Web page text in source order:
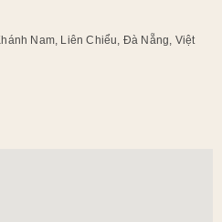
Nam, Liên Chiểu, Đà Nẵng, Việt